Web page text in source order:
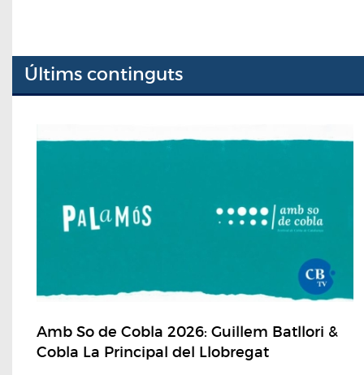
Últims continguts
Amb So de Cobla 2026: Guillem Batllori &
Cobla La Principal del Llobregat